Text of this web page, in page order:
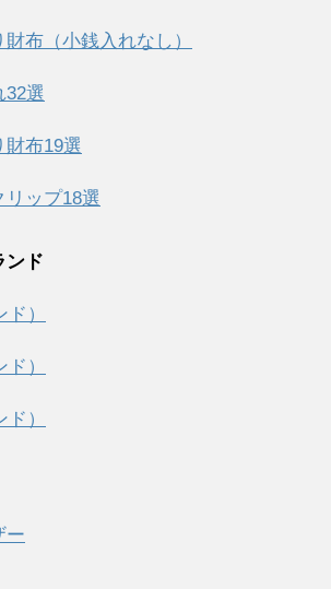
布（小銭入れなし）
32選
財布19選
リップ18選
ンド
）
）
）
ー